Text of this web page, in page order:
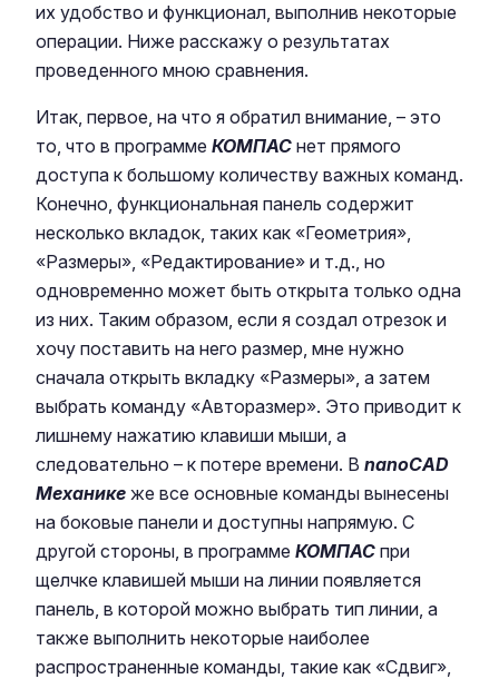
их удобство и функционал, выполнив некоторые
операции. Ниже расскажу о результатах
проведенного мною сравнения.
Итак, первое, на что я обратил внимание, – это
то, что в программе КОМПАС нет прямого
доступа к большому количеству важных команд.
Конечно, функциональная панель содержит
несколько вкладок, таких как «Геометрия»,
«Размеры», «Редактирование» и т.д., но
одновременно может быть открыта только одна
из них. Таким образом, если я создал отрезок и
хочу поставить на него размер, мне нужно
сначала открыть вкладку «Размеры», а затем
выбрать команду «Авторазмер». Это приводит к
лишнему нажатию клавиши мыши, а
следовательно – к потере времени. В nanoCAD
Механике же все основные команды вынесены
на боковые панели и доступны напрямую. С
другой стороны, в программе КОМПАС при
щелчке клавишей мыши на линии появляется
панель, в которой можно выбрать тип линии, а
также выполнить некоторые наиболее
распространенные команды, такие как «Сдвиг»,